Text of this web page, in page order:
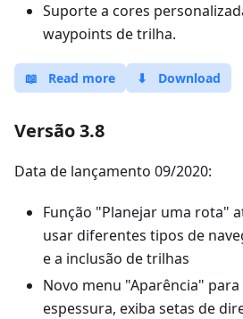
Suporte a cores
waypoints de trilha.
📖 Read more ⬇ Download
Versão 3.8
Data de lançamento 09/2020:
Função "Planejar uma rota"
usar diferentes tipos de
e a inclusão de trilhas
Novo menu "Aparência"
espessura, exiba setas de